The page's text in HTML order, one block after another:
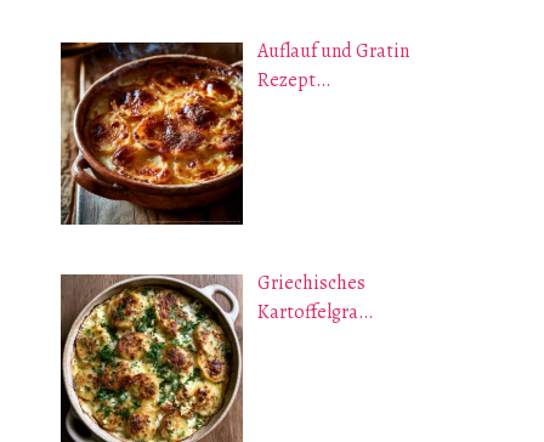
Auflauf und Gratin
Rezept…
Griechisches
Kartoffelgra…